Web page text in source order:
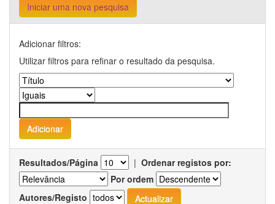
Iniciar uma nova pesquisa
Adicionar filtros:
Utilizar filtros para refinar o resultado da pesquisa.
Resultados/Página | Ordenar registos por:
Por ordem
Autores/Registo